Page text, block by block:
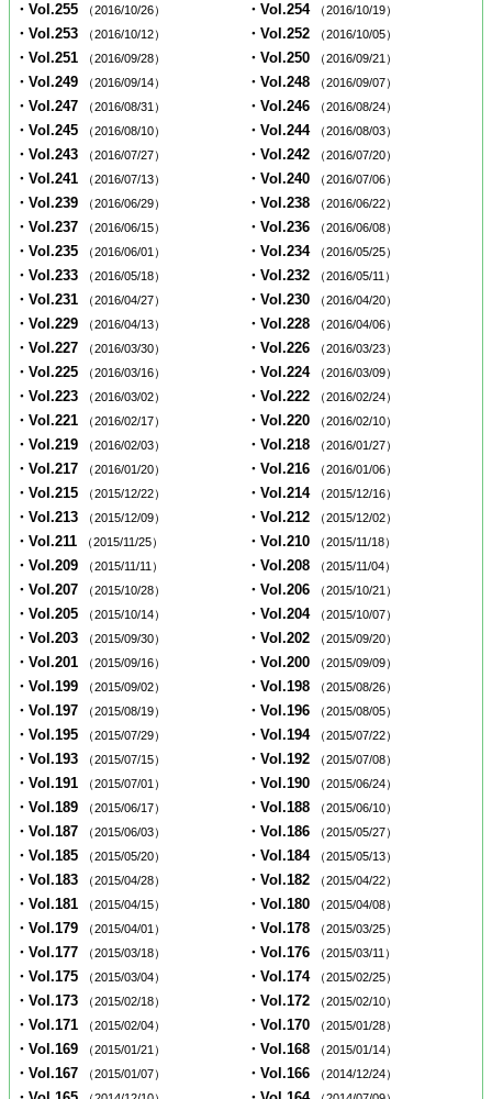
・Vol.255 （2016/10/26） ・Vol.254 （2016/10/19）
・Vol.253 （2016/10/12） ・Vol.252 （2016/10/05）
・Vol.251 （2016/09/28） ・Vol.250 （2016/09/21）
・Vol.249 （2016/09/14） ・Vol.248 （2016/09/07）
・Vol.247 （2016/08/31） ・Vol.246 （2016/08/24）
・Vol.245 （2016/08/10） ・Vol.244 （2016/08/03）
・Vol.243 （2016/07/27） ・Vol.242 （2016/07/20）
・Vol.241 （2016/07/13） ・Vol.240 （2016/07/06）
・Vol.239 （2016/06/29） ・Vol.238 （2016/06/22）
・Vol.237 （2016/06/15） ・Vol.236 （2016/06/08）
・Vol.235 （2016/06/01） ・Vol.234 （2016/05/25）
・Vol.233 （2016/05/18） ・Vol.232 （2016/05/11）
・Vol.231 （2016/04/27） ・Vol.230 （2016/04/20）
・Vol.229 （2016/04/13） ・Vol.228 （2016/04/06）
・Vol.227 （2016/03/30） ・Vol.226 （2016/03/23）
・Vol.225 （2016/03/16） ・Vol.224 （2016/03/09）
・Vol.223 （2016/03/02） ・Vol.222 （2016/02/24）
・Vol.221 （2016/02/17） ・Vol.220 （2016/02/10）
・Vol.219 （2016/02/03） ・Vol.218 （2016/01/27）
・Vol.217 （2016/01/20） ・Vol.216 （2016/01/06）
・Vol.215 （2015/12/22） ・Vol.214 （2015/12/16）
・Vol.213 （2015/12/09） ・Vol.212 （2015/12/02）
・Vol.211 （2015/11/25） ・Vol.210 （2015/11/18）
・Vol.209 （2015/11/11） ・Vol.208 （2015/11/04）
・Vol.207 （2015/10/28） ・Vol.206 （2015/10/21）
・Vol.205 （2015/10/14） ・Vol.204 （2015/10/07）
・Vol.203 （2015/09/30） ・Vol.202 （2015/09/20）
・Vol.201 （2015/09/16） ・Vol.200 （2015/09/09）
・Vol.199 （2015/09/02） ・Vol.198 （2015/08/26）
・Vol.197 （2015/08/19） ・Vol.196 （2015/08/05）
・Vol.195 （2015/07/29） ・Vol.194 （2015/07/22）
・Vol.193 （2015/07/15） ・Vol.192 （2015/07/08）
・Vol.191 （2015/07/01） ・Vol.190 （2015/06/24）
・Vol.189 （2015/06/17） ・Vol.188 （2015/06/10）
・Vol.187 （2015/06/03） ・Vol.186 （2015/05/27）
・Vol.185 （2015/05/20） ・Vol.184 （2015/05/13）
・Vol.183 （2015/04/28） ・Vol.182 （2015/04/22）
・Vol.181 （2015/04/15） ・Vol.180 （2015/04/08）
・Vol.179 （2015/04/01） ・Vol.178 （2015/03/25）
・Vol.177 （2015/03/18） ・Vol.176 （2015/03/11）
・Vol.175 （2015/03/04） ・Vol.174 （2015/02/25）
・Vol.173 （2015/02/18） ・Vol.172 （2015/02/10）
・Vol.171 （2015/02/04） ・Vol.170 （2015/01/28）
・Vol.169 （2015/01/21） ・Vol.168 （2015/01/14）
・Vol.167 （2015/01/07） ・Vol.166 （2014/12/24）